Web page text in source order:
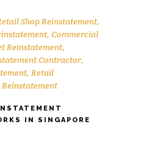
Shop Reinstatement,
, Commercial
Reinstatement,
Contractor,
, Retail
Reinstatement
IN SINGAPORE